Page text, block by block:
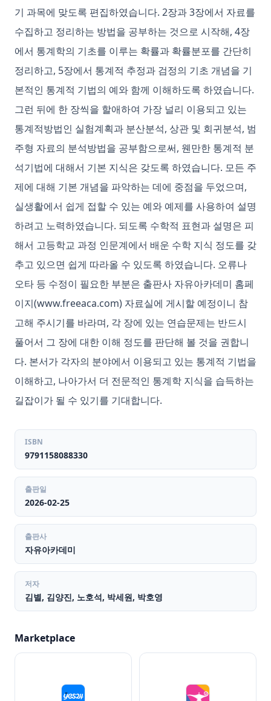
기 과목에 맞도록 편집하였습니다. 2장과 3장에서 자료를
수집하고 정리하는 방법을 공부하는 것으로 시작해, 4장
에서 통계학의 기초를 이루는 확률과 확률분포를 간단히
정리하고, 5장에서 통계적 추정과 검정의 기초 개념을 기
본적인 통계적 기법의 예와 함께 이해하도록 하였습니다.
그런 뒤에 한 장씩을 할애하여 가장 널리 이용되고 있는
통계적방법인 실험계획과 분산분석, 상관 및 회귀분석, 범
주형 자료의 분석방법을 공부함으로써, 웬만한 통계적 분
석기법에 대해서 기본 지식은 갖도록 하였습니다. 모든 주
제에 대해 기본 개념을 파악하는 데에 중점을 두었으며,
실생활에서 쉽게 접할 수 있는 예와 예제를 사용하여 설명
하려고 노력하였습니다. 되도록 수학적 표현과 설명은 피
해서 고등학교 과정 인문계에서 배운 수학 지식 정도를 갖
추고 있으면 쉽게 따라올 수 있도록 하였습니다. 오류나
오타 등 수정이 필요한 부분은 출판사 자유아카데미 홈페
이지(www.freeaca.com) 자료실에 게시할 예정이니 참
고해 주시기를 바라며, 각 장에 있는 연습문제는 반드시
풀어서 그 장에 대한 이해 정도를 판단해 볼 것을 권합니
다. 본서가 각자의 분야에서 이용되고 있는 통계적 기법을
이해하고, 나아가서 더 전문적인 통계학 지식을 습득하는
길잡이가 될 수 있기를 기대합니다.
ISBN
9791158088330
출판일
2026-02-25
출판사
자유아카데미
저자
김별, 김양진, 노호석, 박세원, 박호영
Marketplace